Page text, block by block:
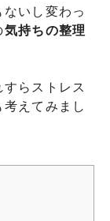
いし変わっ
気持ちの整理
らストレス
えてみまし